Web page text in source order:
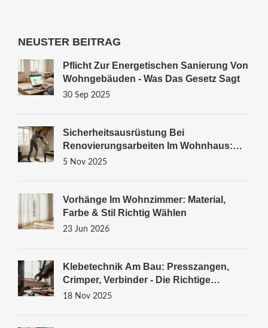
NEUSTER BEITRAG
Pflicht Zur Energetischen Sanierung Von
Wohngebäuden - Was Das Gesetz Sagt
30 Sep 2025
Sicherheitsausrüstung Bei
Renovierungsarbeiten Im Wohnhaus:
Was Du Wirklich Brauchst
5 Nov 2025
Vorhänge Im Wohnzimmer: Material,
Farbe & Stil Richtig Wählen
23 Jun 2026
Klebetechnik Am Bau: Presszangen,
Crimper, Verbinder - Die Richtige
Elektrische Verbindungstechnik Für
18 Nov 2025